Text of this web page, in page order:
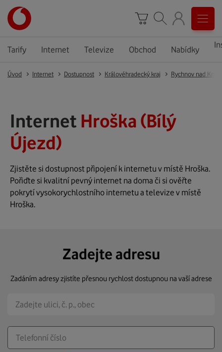
Tarify Internet Televize Obchod Nabídky
Úvod Internet Dostupnost Královéhradecký kraj Rychnov nad
Internet Hroška (Bílý
Újezd)
Zjistěte si dostupnost připojení k internetu v místě Hroška.
Pořiďte si kvalitní pevný internet na doma či si ověřte
pokrytí vysokorychlostního internetu a televize v místě
Hroška.
Zadejte adresu
Zadáním adresy zjistíte přesnou rychlost dostupnou na vaší adrese